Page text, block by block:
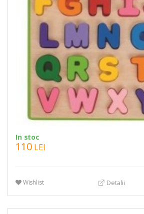
In stoc
110 LEI
Wishlist Detalii